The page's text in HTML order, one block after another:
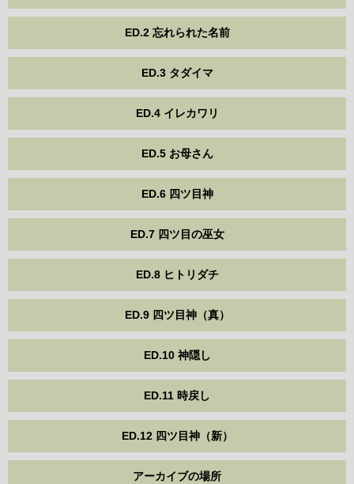
ED.2 忘れられた名前
ED.3 タダイマ
ED.4 イレカワリ
ED.5 お母さん
ED.6 四ツ目神
ED.7 四ツ目の巫女
ED.8 ヒトリダチ
ED.9 四ツ目神（真）
ED.10 神隠し
ED.11 時戻し
ED.12 四ツ目神（新）
アーカイブの場所